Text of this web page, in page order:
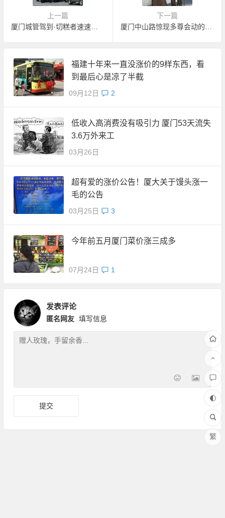
上一篇
厦门城管驾到·切糕者速速离去
下一篇
福建十年来一直没涨价的9样东西，看
到最后心是凉了半截
09月12日 2
低收入高消费没有吸引力 厦门53天流失
3.6万外来工
03月26日
超有爱的涨价公告！厦大关于馒头涨一
毛的公告
03月25日 3
今年前五月厦门菜价涨三成多
07月24日 1
发表评论
匿名网友 填写信息
繁